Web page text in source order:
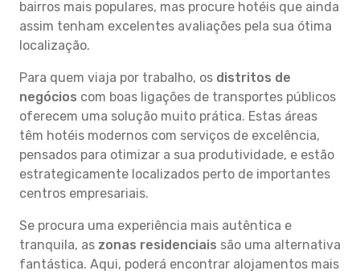
bairros mais populares, mas procure hotéis que ainda
assim tenham excelentes avaliações pela sua ótima
localização.
Para quem viaja por trabalho, os distritos de
negócios com boas ligações de transportes públicos
oferecem uma solução muito prática. Estas áreas
têm hotéis modernos com serviços de excelência,
pensados para otimizar a sua produtividade, e estão
estrategicamente localizados perto de importantes
centros empresariais.
Se procura uma experiência mais autêntica e
tranquila, as zonas residenciais são uma alternativa
fantástica. Aqui, poderá encontrar alojamentos mais